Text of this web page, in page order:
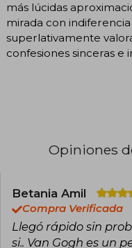
más lúcidas
mirada con
superlativamente
confesiones sinceras e
Opiniones
Betania Amil
Compra Verificada
Llegó rápido sin
si.. Van Gogh es un